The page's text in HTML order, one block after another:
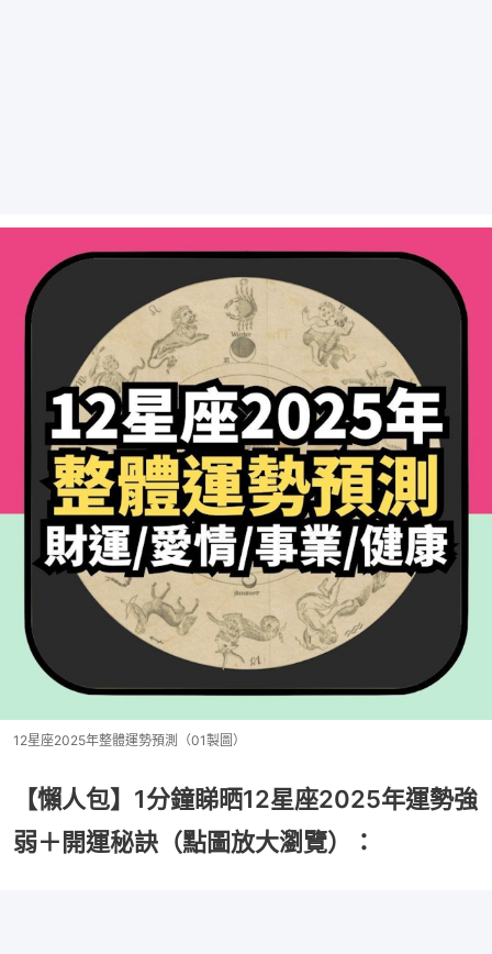
12星座2025年整體運勢預測（01製圖）
【懶人包】1分鐘睇晒12星座2025年運勢強
弱＋開運秘訣（點圖放大瀏覽）：